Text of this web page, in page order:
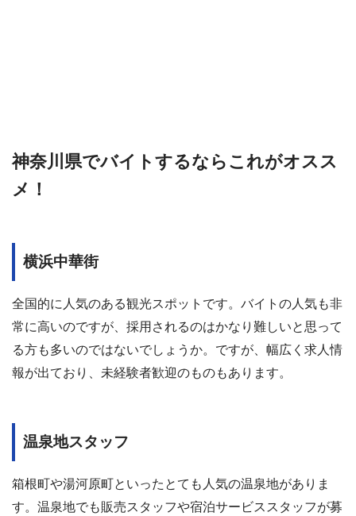
神奈川県でバイトするならこれがオスス
メ！
横浜中華街
全国的に人気のある観光スポットです。バイトの人気も非
常に高いのですが、採用されるのはかなり難しいと思って
る方も多いのではないでしょうか。ですが、幅広く求人情
報が出ており、未経験者歓迎のものもあります。
温泉地スタッフ
箱根町や湯河原町といったとても人気の温泉地がありま
す。温泉地でも販売スタッフや宿泊サービススタッフが募